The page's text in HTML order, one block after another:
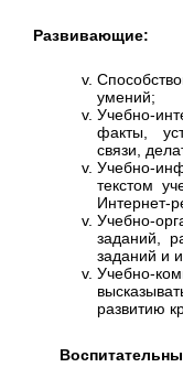
Развивающие:
умений;
Учебно-
факты,
связи,
Учебно-
текстом
Интернет-
Учебно-
заданий,
заданий и
Учебно-
развитию